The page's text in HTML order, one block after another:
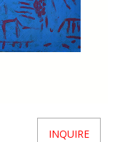
INQUIRE